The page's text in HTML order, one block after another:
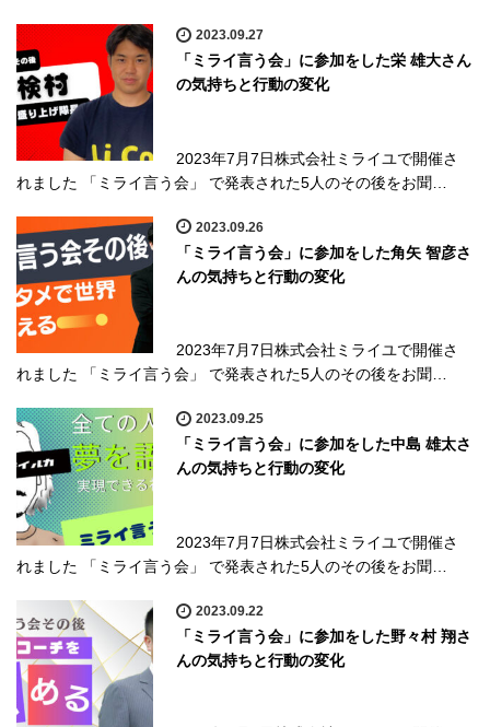
2023.09.27
「ミライ言う会」に参加をした栄 雄大さん
の気持ちと行動の変化
2023年7月7日株式会社ミライユで開催さ
れました 「ミライ言う会」 で発表された5人のその後をお聞…
2023.09.26
「ミライ言う会」に参加をした角矢 智彦さ
んの気持ちと行動の変化
2023年7月7日株式会社ミライユで開催さ
れました 「ミライ言う会」 で発表された5人のその後をお聞…
2023.09.25
「ミライ言う会」に参加をした中島 雄太さ
んの気持ちと行動の変化
2023年7月7日株式会社ミライユで開催さ
れました 「ミライ言う会」 で発表された5人のその後をお聞…
2023.09.22
「ミライ言う会」に参加をした野々村 翔さ
んの気持ちと行動の変化